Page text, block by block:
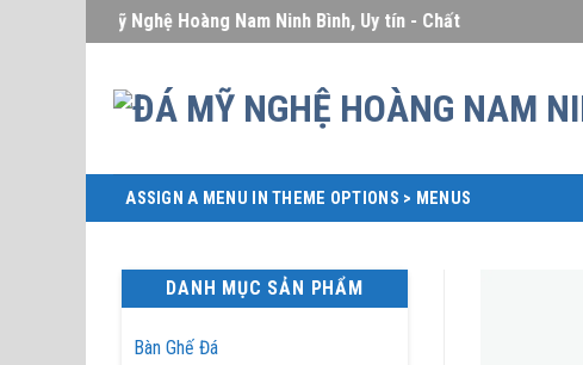
to
Đá Mỹ Nghệ Hoàng Nam Ninh Bình, Uy tín - Chất lượng - Giá cạnh
ASSIGN A MENU IN THEME OPTIONS > MENUS
DANH MỤC SẢN PHẨM
Bàn Ghế Đá